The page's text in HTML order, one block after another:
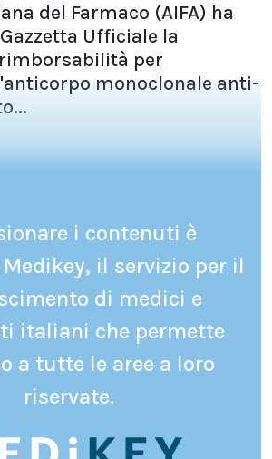
del Farmaco (AIFA) ha
Ufficiale la
per
monoclonale anti-
i contenuti è
il servizio per il
di medici e
italiani che permette
a tutte le aree a loro
riservate.